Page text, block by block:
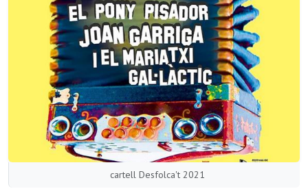
cartell Desfolca't 2021